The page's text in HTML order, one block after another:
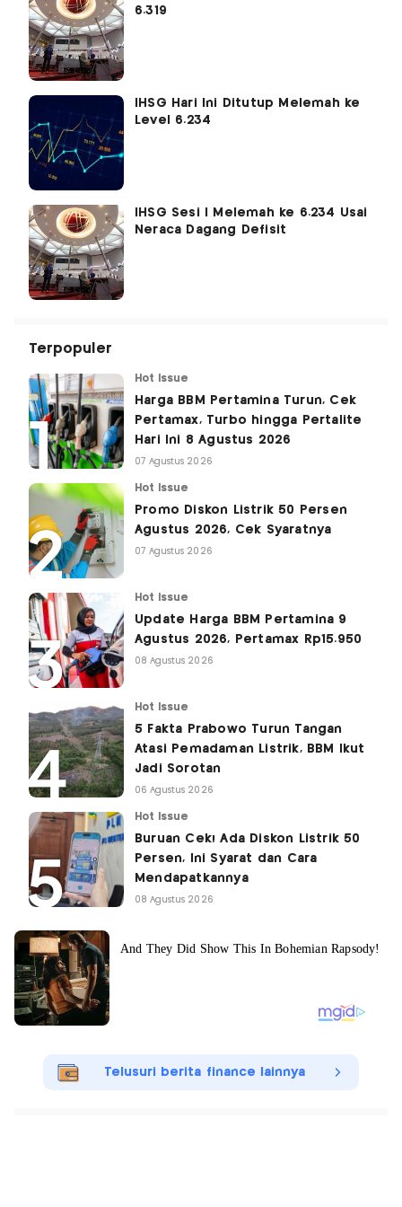
6.319
IHSG Hari Ini Ditutup Melemah ke
Level 6.234
IHSG Sesi I Melemah ke 6.234 Usai
Neraca Dagang Defisit
Terpopuler
Hot Issue
Harga BBM Pertamina Turun, Cek
Pertamax, Turbo hingga Pertalite
Hari Ini 8 Agustus 2026
07 Agustus 2026
Hot Issue
Promo Diskon Listrik 50 Persen
Agustus 2026, Cek Syaratnya
07 Agustus 2026
Hot Issue
Update Harga BBM Pertamina 9
Agustus 2026, Pertamax Rp15.950
08 Agustus 2026
Hot Issue
5 Fakta Prabowo Turun Tangan
Atasi Pemadaman Listrik, BBM Ikut
Jadi Sorotan
06 Agustus 2026
Hot Issue
Buruan Cek! Ada Diskon Listrik 50
Persen, Ini Syarat dan Cara
Mendapatkannya
08 Agustus 2026
Telusuri berita finance lainnya